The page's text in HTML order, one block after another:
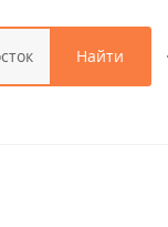
Найти